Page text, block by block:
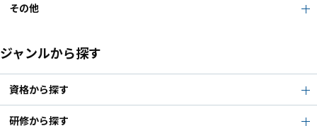
その他
ジャンルから探す
資格から探す
研修から探す